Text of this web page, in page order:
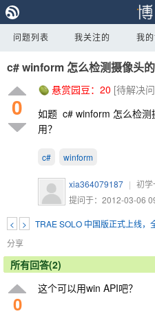
问题列表 我关注的 我
c# winform 怎么检测摄像头
0
悬赏园豆： 20 [待解决
如题 c# winform 怎么检
用？
c# winform
xia364079187 | 初学
提问于：2012-03-06
< >
TRAE SOLO 中国版正式上线，
分享
所有回答(2)
0
这个可以用win API吧？